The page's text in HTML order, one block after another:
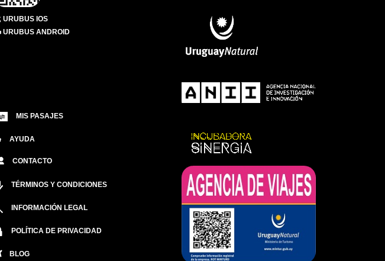
URUBUS IOS
URUBUS ANDROID
MIS PASAJES
AYUDA
CONTACTO
TÉRMINOS Y CONDICIONES
INFORMACIÓN LEGAL
POLÍTICA DE PRIVACIDAD
BLOG